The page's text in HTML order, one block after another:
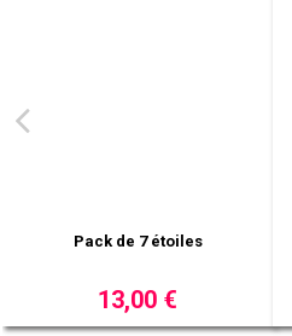
Sticker sapin enneigé 5
9,00 €